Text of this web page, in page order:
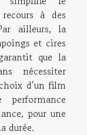
à des
ailleurs, la
et cires
que la
nécessiter
d’un film
pour une
durée.